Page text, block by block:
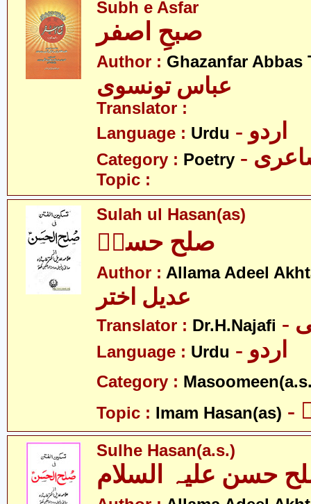
Subh e Asfar
صبحِ اصفر
Author : Ghazanfar Abbas
عباس تونسوی
Translator :
Language : Urdu - اردو
Category : Poetry
Topic :
Sulah ul Hasan(as)
صلح حسنؑ
Author : Allama Adeel
عدیل اختر
Translator : Dr.H.Najafi
Language : Urdu - اردو
Category :
Topic : Imam Hasan(as)
Sulhe Hasan(a.s.)
حسن علیہ السلام